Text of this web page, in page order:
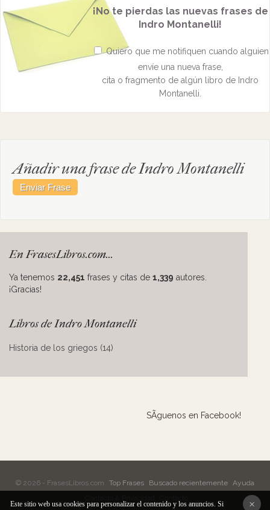
¡No te pierdas las nuevas frases de
Indro Montanelli!
Quiero que me notifiquen cuando alguien
envíe una nueva frase,
cita o fragmento de algún libro de Indro
Montanelli.
Añadir una frase de Indro Montanelli
En FrasesLibros.com...
Ya tenemos 22,451 frases y citas de 1,339 autores.
¡Gracias!
Libros de Indro Montanelli
Historia de los griegos (14)
SÃ­guenos en Facebook!
© 2026 - FrasesLibros.com Top Frases Buscado recientemente Ayuda
×
Este sitio web usa cookies para personalizar el contenido y los anuncios. Si